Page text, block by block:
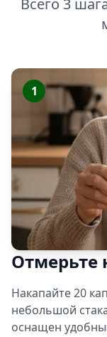
1
Отмерьте
Накапайте 20
небольшой
оснащен